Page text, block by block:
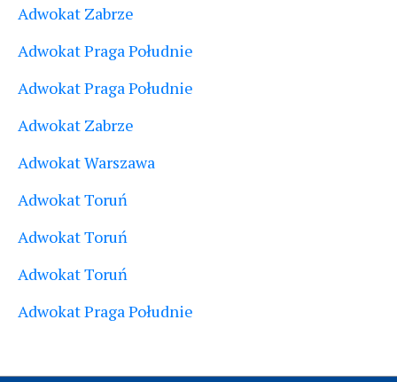
Adwokat Zabrze
Adwokat Praga Południe
Adwokat Praga Południe
Adwokat Zabrze
Adwokat Warszawa
Adwokat Toruń
Adwokat Toruń
Adwokat Toruń
Adwokat Praga Południe